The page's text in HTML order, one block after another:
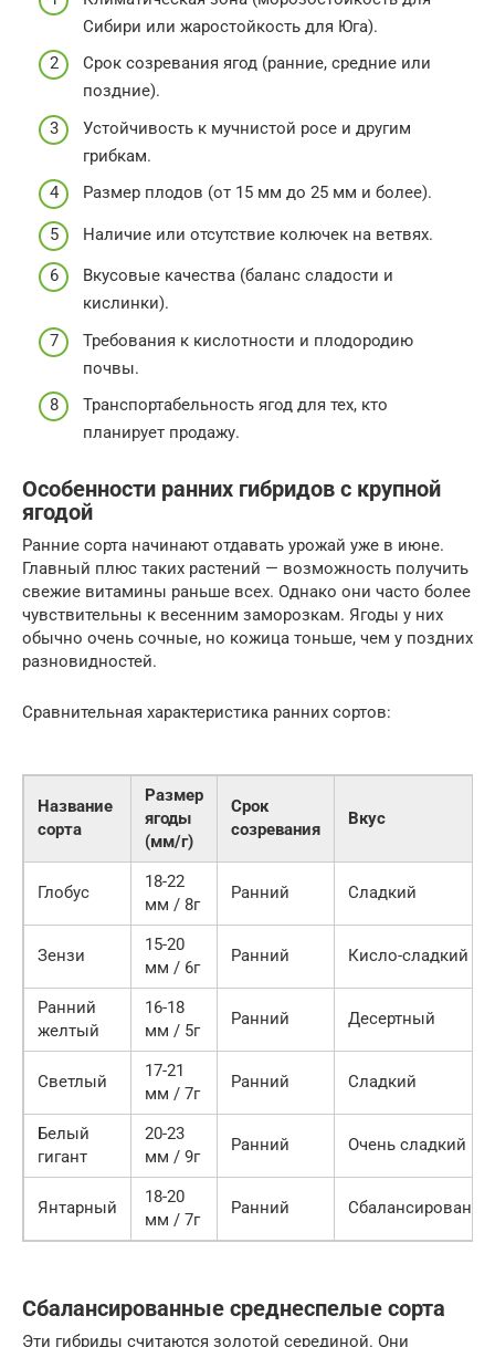
Сибири или жаростойкость для Юга).
Срок созревания ягод (ранние, средние или
поздние).
Устойчивость к мучнистой росе и другим
грибкам.
Размер плодов (от 15 мм до 25 мм и более).
Наличие или отсутствие колючек на ветвях.
Вкусовые качества (баланс сладости и
кислинки).
Требования к кислотности и плодородию
почвы.
Транспортабельность ягод для тех, кто
планирует продажу.
Особенности ранних гибридов с крупной
ягодой
Ранние сорта начинают отдавать урожай уже в июне.
Главный плюс таких растений — возможность получить
свежие витамины раньше всех. Однако они часто более
чувствительны к весенним заморозкам. Ягоды у них
обычно очень сочные, но кожица тоньше, чем у поздних
разновидностей.
Сравнительная характеристика ранних сортов:
Название
сорта
Размер
ягоды
(мм/г)
Срок
созревания
Вкус
Глобус
18-22
мм / 8г
Ранний Сладкий
Зензи
15-20
мм / 6г
Ранний Кисло-сладкий
Ранний
желтый
16-18
мм / 5г
Ранний Десертный
Светлый
17-21
мм / 7г
Ранний Сладкий
Белый
гигант
20-23
мм / 9г
Ранний Очень сладкий
Янтарный
18-20
мм / 7г
Ранний
Сбалансированные среднеспелые сорта
Эти гибриды считаются золотой серединой. Они